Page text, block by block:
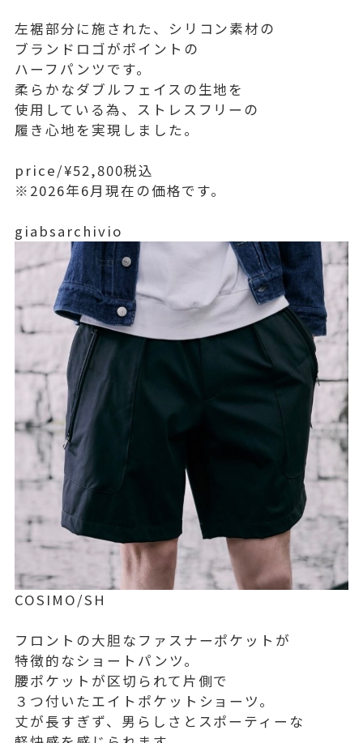
左裾部分に施された、シリコン素材の
ブランドロゴがポイントの
ハーフパンツです。
柔らかなダブルフェイスの生地を
使用している為、ストレスフリーの
履き心地を実現しました。
price/¥52,800税込
※2026年6月現在の価格です。
giabsarchivio
COSIMO/SH
フロントの大胆なファスナーポケットが
特徴的なショートパンツ。
腰ポケットが区切られて片側で
３つ付いたエイトポケットショーツ。
丈が長すぎず、男らしさとスポーティーな